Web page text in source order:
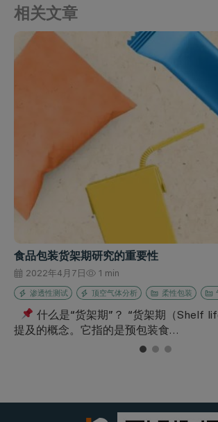
相关文章
食品包装货架期研究的重要性
2022年4月7日 1 min
渗透性测试 顶空气体分析 柔性包装
什么是“货架期”？ “货架期（Shelf
提及的概念。它指的是预包装食…